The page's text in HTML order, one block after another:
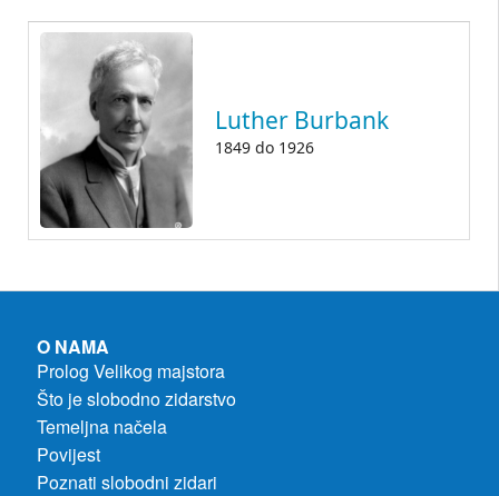
Luther Burbank
1849 do 1926
O NAMA
Prolog Velikog majstora
Što je slobodno zidarstvo
Temeljna načela
Povijest
Poznati slobodni zidari